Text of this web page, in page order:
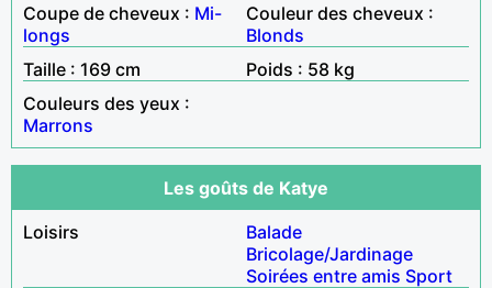
Coupe de cheveux : Mi-
longs
Couleur des cheveux :
Blonds
Taille : 169 cm
Poids : 58 kg
Couleurs des yeux :
Marrons
Les goûts de Katye
Loisirs
Balade
Bricolage/Jardinage
Soirées entre amis Sport